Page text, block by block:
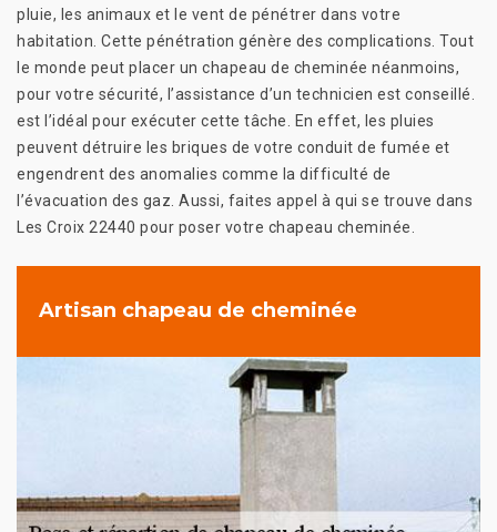
pluie, les animaux et le vent de pénétrer dans votre
habitation. Cette pénétration génère des complications. Tout
le monde peut placer un chapeau de cheminée néanmoins,
pour votre sécurité, l’assistance d’un technicien est conseillé.
est l’idéal pour exécuter cette tâche. En effet, les pluies
peuvent détruire les briques de votre conduit de fumée et
engendrent des anomalies comme la difficulté de
l’évacuation des gaz. Aussi, faites appel à qui se trouve dans
Les Croix 22440 pour poser votre chapeau cheminée.
Artisan chapeau de cheminée